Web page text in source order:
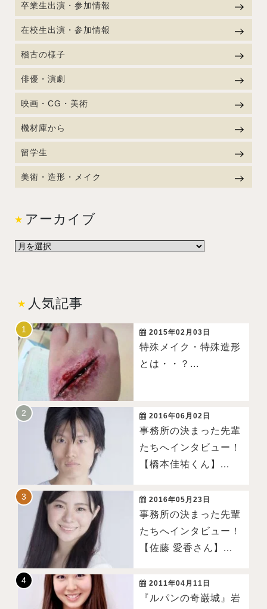
卒業生出演・参加情報
在校生出演・参加情報
稽古の様子
俳優・演劇
映画・CG・美術
機材庫から
留学生
美術・造形・メイク
アーカイブ
人気記事
2015年02月03日
特殊メイク・特殊造形
とは・・？...
2016年06月02日
事務所の決まった先輩
たちへインタビュー！
【橋本佳祐くん】...
2016年05月23日
事務所の決まった先輩
たちへインタビュー！
【佐藤 愛香さん】...
2011年04月11日
『ルパンの奇巌城』岩